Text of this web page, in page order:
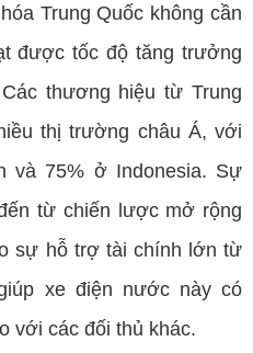
Trung Quốc không cần
được tốc độ tăng trưởng
thương hiệu từ Trung
thị trường châu Á, với
và 75% ở Indonesia. Sự
từ chiến lược mở rộng
sự hỗ trợ tài chính lớn từ
xe điện nước này có
với các đối thủ khác.